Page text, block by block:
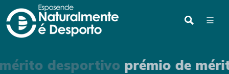
desportivo prémio de